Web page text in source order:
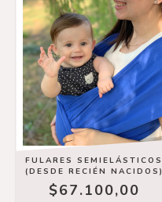
FULARES SEMIELÁSTICOS
(DESDE RECIÉN NACIDOS)
$67.100,00